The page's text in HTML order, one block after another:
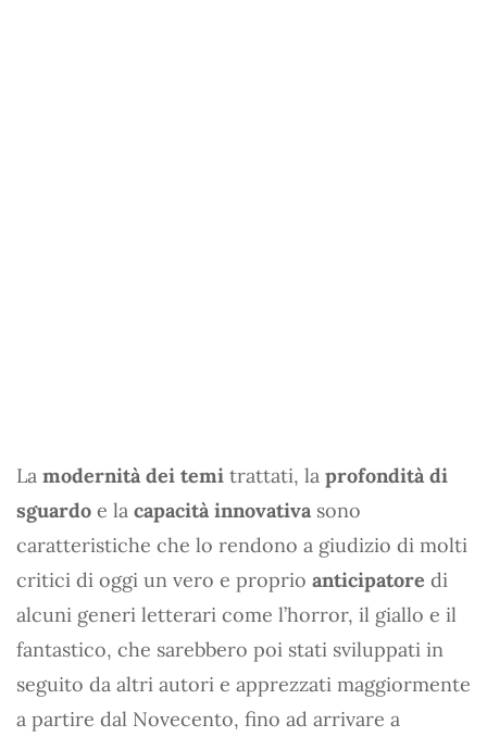
La modernità dei temi trattati, la profondità di
sguardo e la capacità innovativa sono
caratteristiche che lo rendono a giudizio di molti
critici di oggi un vero e proprio anticipatore di
alcuni generi letterari come l’horror, il giallo e il
fantastico, che sarebbero poi stati sviluppati in
seguito da altri autori e apprezzati maggiormente
a partire dal Novecento, fino ad arrivare a